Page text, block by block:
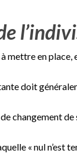
mettre en
doit
changement
« nul n’est